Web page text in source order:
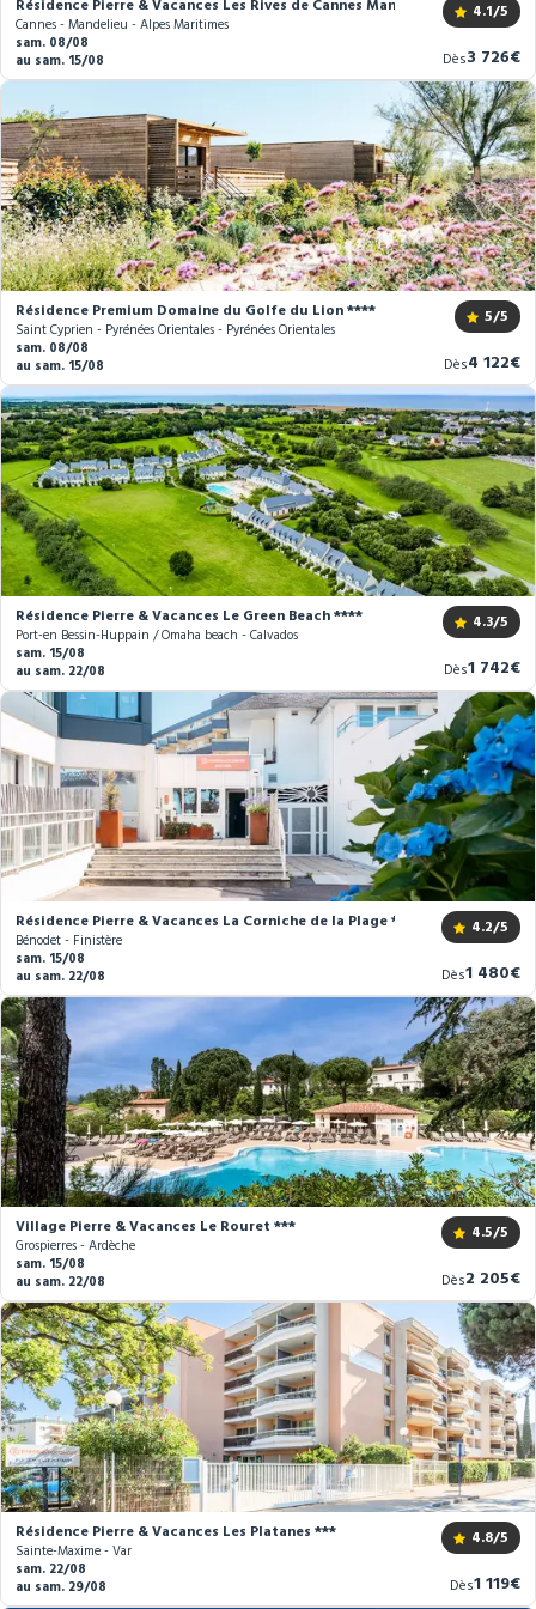
Résidence Pierre & Vacances Les Rives de Cannes Mandelieu ***
Cannes - Mandelieu - Alpes Maritimes
4.1/5
sam. 08/08
au sam. 15/08
DèsNouveau
prix
3 726€
Résidence Premium Domaine du Golfe du Lion ****
Saint Cyprien - Pyrénées Orientales - Pyrénées Orientales
5/5
sam. 08/08
au sam. 15/08
DèsNouveau
prix
4 122€
Résidence Pierre & Vacances Le Green Beach ****
Port-en Bessin-Huppain / Omaha beach - Calvados
4.3/5
sam. 15/08
au sam. 22/08
DèsNouveau
prix
1 742€
Résidence Pierre & Vacances La Corniche de la Plage **
Bénodet - Finistère
4.2/5
sam. 15/08
au sam. 22/08
DèsNouveau
prix
1 480€
Village Pierre & Vacances Le Rouret ***
Grospierres - Ardèche
4.5/5
sam. 15/08
au sam. 22/08
DèsNouveau
prix
2 205€
Résidence Pierre & Vacances Les Platanes ***
Sainte-Maxime - Var
4.8/5
sam. 22/08
au sam. 29/08
Dès1 119€